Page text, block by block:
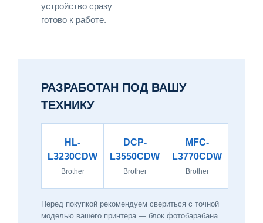
устройство сразу
готово к работе.
РАЗРАБОТАН ПОД ВАШУ
ТЕХНИКУ
HL-
L3230CDW
Brother
DCP-
L3550CDW
Brother
MFC-
L3770CDW
Brother
Перед покупкой рекомендуем свериться с точной
моделью вашего принтера — блок фотобарабана